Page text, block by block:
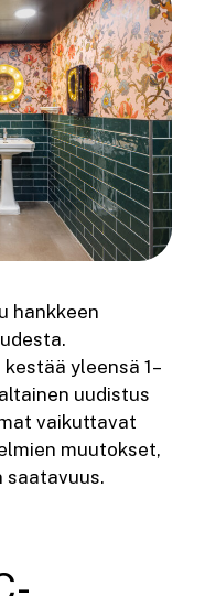
hankkeen
yleensä 1–
uudistus
vaikuttavat
muutokset,
saatavuus.